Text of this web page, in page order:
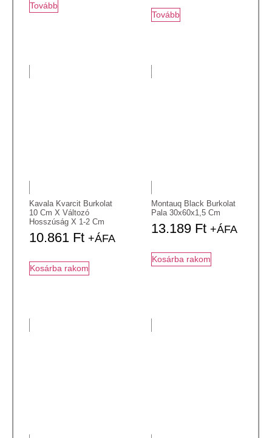
Tovább
Tovább
Kavala Kvarcit Burkolat
10 Cm X Változó
Hosszúság X 1-2 Cm
10.861 Ft +ÁFA
Kosárba rakom
Montauq Black Burkolat
Pala 30x60x1,5 Cm
13.189 Ft +ÁFA
Kosárba rakom